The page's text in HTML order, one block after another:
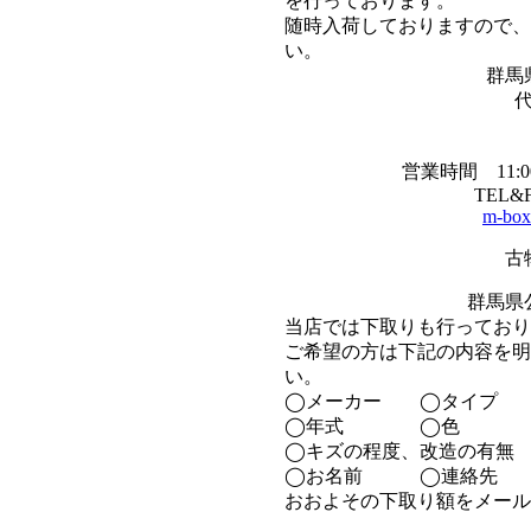
随時入荷しておりますので
い。
群馬
営業時間
m-
古
群馬県
当店では下取りも行ってお
ご希望の方は下記の内容を
い。
◯メーカー ◯タイプ
◯年式 ◯色
◯キズの程度、改造の有無
◯お名前 ◯連絡先
おおよその下取り額をメー